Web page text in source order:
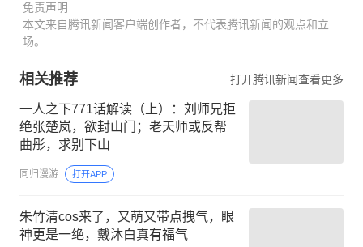
免责声明
本文来自腾讯新闻客户端创作者，不代表腾讯新闻的观点和立
场。
相关推荐 打开腾讯新闻查看更多
一人之下771话解读（上）：刘师兄拒
绝张楚岚，欲封山门；老天师或反帮
曲彤，求别下山
同归漫游 打开APP
朱竹清cos来了，又萌又带点拽气，眼
神更是一绝，戴沐白真有福气